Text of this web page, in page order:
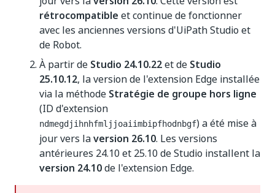
rétrocompatible et continue de fonctionner
avec les anciennes versions d'UiPath Studio et
de Robot.
À partir de Studio 24.10.22et de Studio
25.10.12, la version de l'extension Edge installée
via la méthode Stratégie de groupe hors ligne
(ID d'extension
ndmegdjihnhfmljjoaiimbipfhodnbgf) a été mise à
jour vers laversion 26.10. Les versions
antérieures 24.10 et 25.10 de Studio installent la
version 24.10de l'extension Edge.